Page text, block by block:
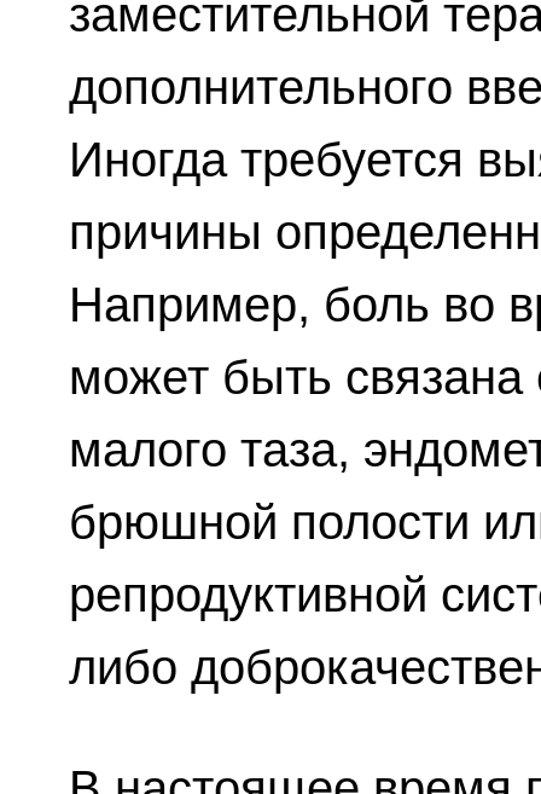
заместительной
дополнительного
Иногда требуется
причины
Например, боль во
может быть связана
малого таза,
брюшной полости
репродуктивной
либо